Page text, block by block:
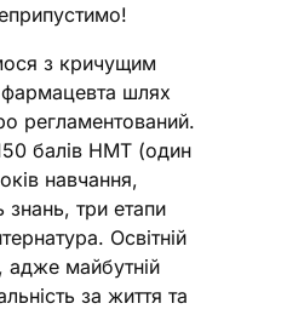
з кричущим
шлях
регламентований.
балів НМТ (один
навчання,
три етапи
Освітній
адже майбутній
за життя та